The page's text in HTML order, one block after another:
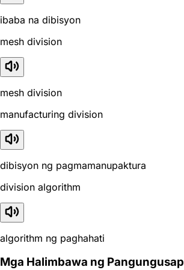
ibaba na dibisyon
mesh division
mesh division
manufacturing division
dibisyon ng pagmamanupaktura
division algorithm
algorithm ng paghahati
Mga Halimbawa ng Pangungusap